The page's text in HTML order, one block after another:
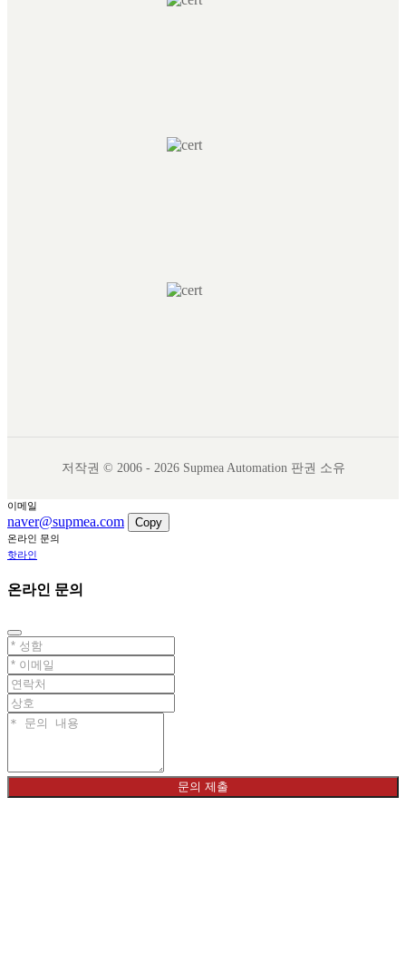
저작권 © 2006 - 2026 Supmea Automation 판권 소유
이메일
naver@supmea.com Copy
온라인 문의
핫라인
온라인 문의
문의 제출